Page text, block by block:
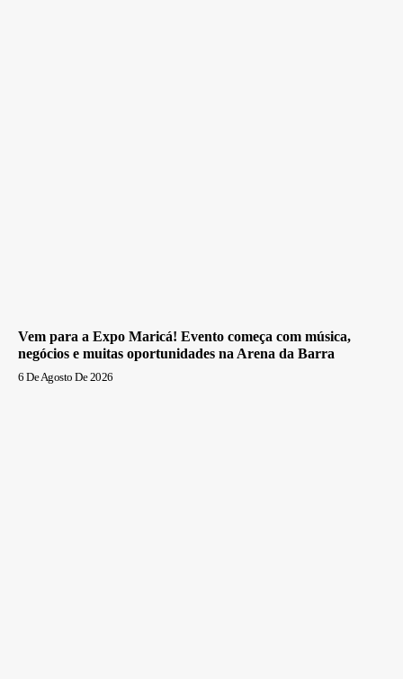
Vem para a Expo Maricá! Evento começa com música,
negócios e muitas oportunidades na Arena da Barra
6 De Agosto De 2026